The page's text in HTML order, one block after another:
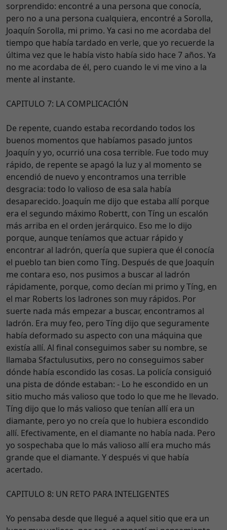
sorprendido: encontré a una persona que conocía,
pero no a una persona cualquiera, encontré a Sorolla,
Joaquín Sorolla, mi primo. Ya casi no me acordaba del
tiempo que había tardado en verle, que yo recuerde la
última vez que le había visto había sido hace 7 años. Ya
no me acordaba de él, pero cuando le vi me vino a la
mente al instante.
CAPITULO 7: LA COMPLICACIÓN
De repente, cuando estaba recordando todos los
buenos momentos que habíamos pasado juntos
Joaquín y yo, ocurrió una cosa terrible. Fue todo muy
rápido, de repente se apagó la luz y al momento se
encendió de nuevo y encontramos una terrible
desgracia: todo lo valioso de esa sala había
desaparecido. Joaquín me dijo que estaba allí porque
era el segundo máximo Robertt, con Tíng un escalón
más arriba en el orden jerárquico. Eso me lo dijo
porque, aunque teníamos que actuar rápido y
encontrar al ladrón, quería que supiera que él conocía
el pueblo tan bien como Tíng. Después de que Joaquín
me contara eso, nos pusimos a buscar al ladrón
rápidamente, porque, como decían mi primo y Tíng, en
el mar Roberts los ladrones son muy rápidos. Por
suerte nada más empezar a buscar, encontramos al
ladrón. Era muy feo, pero Tíng dijo que seguramente
había deformado su aspecto con una máquina que
existía allí. Al final conseguimos saber su nombre, se
llamaba Sfactulusutixs, pero no conseguimos saber
dónde había escondido las cosas. La policía consiguió
una pista de dónde estaban: - Lo he escondido en un
sitio mucho más valioso que todo lo que me he llevado.
Tíng dijo que lo más valioso que tenían allí era un
diamante, pero yo no creía que lo hubiera escondido
allí. Efectivamente, en el diamante no había nada. Pero
yo sospechaba que lo más valioso allí era mucho más
grande que el diamante. Y después vi que había
acertado.
CAPITULO 8: UN RETO PARA INTELIGENTES
Yo pensaba desde que llegué a aquel sitio que era un